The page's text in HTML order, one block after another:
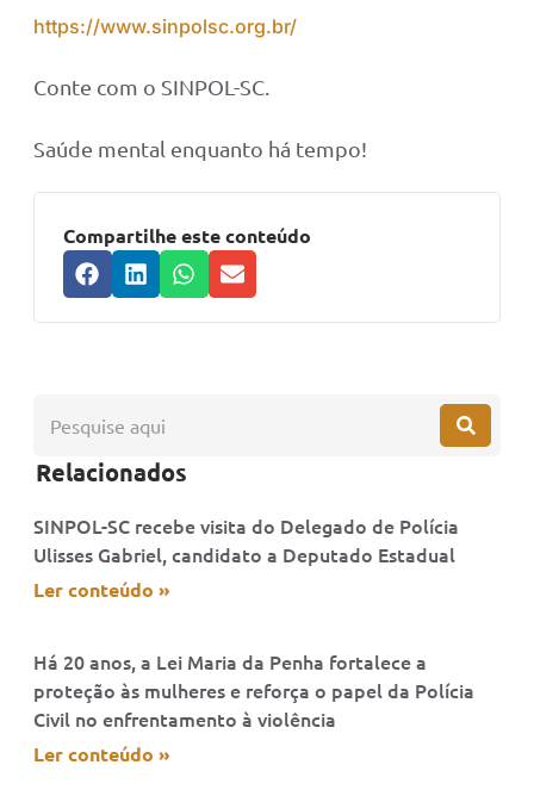
https://www.sinpolsc.org.br/
Conte com o SINPOL-SC.
Saúde mental enquanto há tempo!
Compartilhe este conteúdo
Relacionados
SINPOL-SC recebe visita do Delegado de Polícia
Ulisses Gabriel, candidato a Deputado Estadual
Ler conteúdo »
Há 20 anos, a Lei Maria da Penha fortalece a
proteção às mulheres e reforça o papel da Polícia
Civil no enfrentamento à violência
Ler conteúdo »